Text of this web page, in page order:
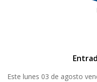
Este lunes 03 de agosto